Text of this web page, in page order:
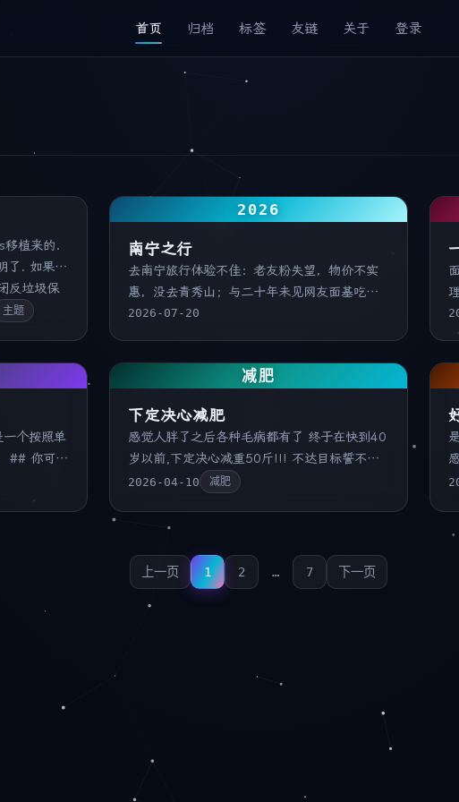
首页 归档 标签 友链 关于 登录
移植来的.
了. 如果有
反垃圾保
时间过长
主题
2026
南宁之行
去南宁旅行体验不佳：老友粉失望，物价不实
惠，没去青秀山；与二十年未见网友面基吃
饭；霸王茶姬店员坚持看取餐号后退款；打车
2026-07-20
个按照单
## 你可以
称和首
减肥
下定决心减肥
感觉人胖了之后各种毛病都有了 终于在快到40
岁以前,下定决心减重50斤!!! 不达目标誓不罢
休
2026-04-10 减肥
上一页 1 2 … 7 下一页